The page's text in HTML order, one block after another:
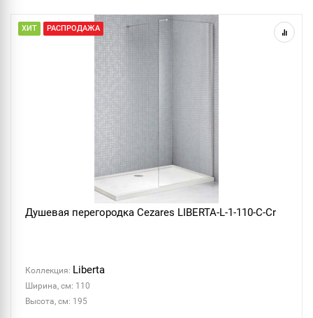
ХИТ РАСПРОДАЖА
Душевая перегородка Cezares LIBERTA-L-1-110-C-Cr
Коллекция: Liberta
Ширина, см: 110
Высота, см: 195